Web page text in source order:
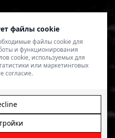
файлы cookie
файлы cookie для
и функционирования
cookie, используемых для
или маркетинговых
согласие.
aizsargātas.